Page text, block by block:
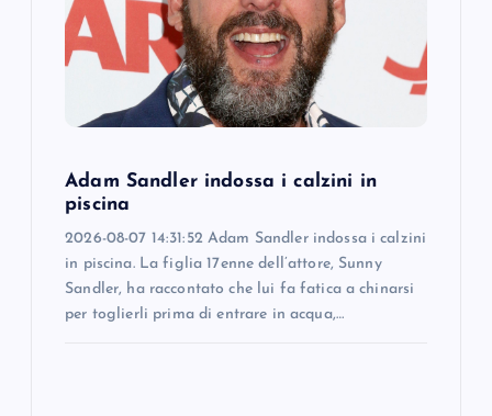
Adam Sandler indossa i calzini in
piscina
2026-08-07 14:31:52 Adam Sandler indossa i calzini
in piscina. La figlia 17enne dell’attore, Sunny
Sandler, ha raccontato che lui fa fatica a chinarsi
per toglierli prima di entrare in acqua,…